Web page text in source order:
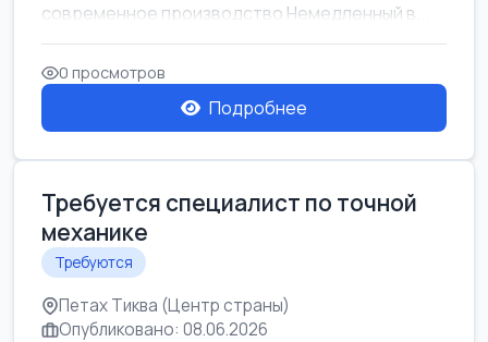
современное производство Немедленный в...
0 просмотров
Подробнее
Требуется специалист по точной
механике
Требуются
Петах Тиква (Центр страны)
Опубликовано: 08.06.2026